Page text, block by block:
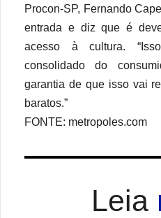
Procon-SP, Fernando
entrada e diz que é
acesso à cultura.
consolidado do
garantia de que isso vai
baratos.”
FONTE: metropoles.com
Leia